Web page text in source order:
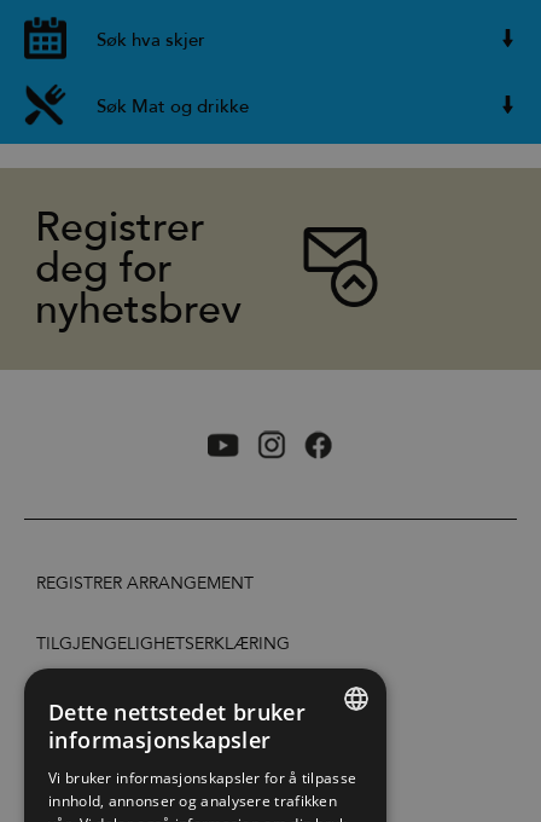
Søk hva skjer
Søk Mat og drikke
Registrer
deg for
nyhetsbrev
REGISTRER ARRANGEMENT
TILGJENGELIGHETSERKLÆRING
PERSONVERN & COOKIES
NORWEGIAN
Dette nettstedet bruker
informasjonskapsler
Vi bruker informasjonskapsler for å tilpasse
innhold, annonser og analysere trafikken